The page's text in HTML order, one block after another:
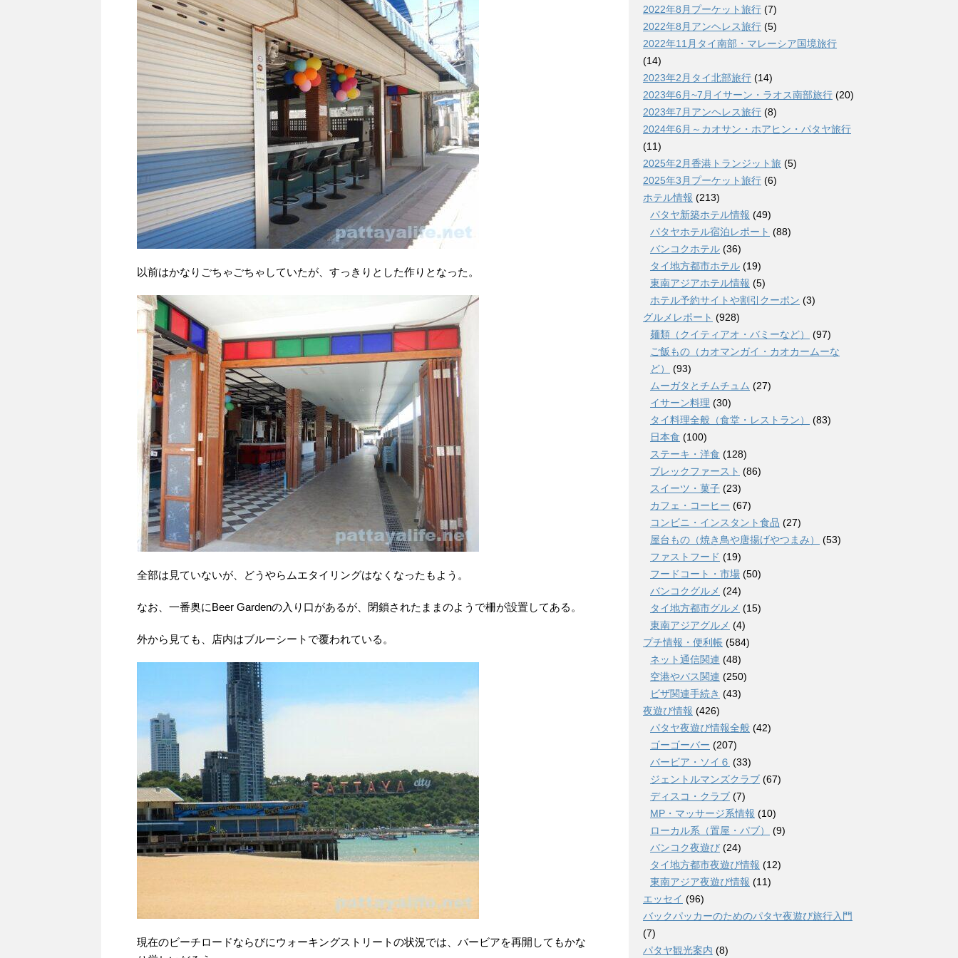
以前はかなりごちゃごちゃしていたが、すっきりとした作りとなった。
全部は見ていないが、どうやらムエタイリングはなくなったもよう。
なお、一番奥にBeer Gardenの入り口があるが、閉鎖されたままのようで柵が設置してある。
外から見ても、店内はブルーシートで覆われている。
現在のビーチロードならびにウォーキングストリートの状況では、バービアを再開してもかな
2022年8月プーケット旅行 (7)
2022年8月アンヘレス旅行 (5)
2022年11月タイ南部・マレーシア国境旅行
(14)
2023年2月タイ北部旅行 (14)
2023年6月~7月イサーン・ラオス南部旅行 (20)
2023年7月アンヘレス旅行 (8)
2024年6月～カオサン・ホアヒン・パタヤ旅行
(11)
2025年2月香港トランジット旅 (5)
2025年3月プーケット旅行 (6)
ホテル情報 (213)
パタヤ新築ホテル情報 (49)
パタヤホテル宿泊レポート (88)
バンコクホテル (36)
タイ地方都市ホテル (19)
東南アジアホテル情報 (5)
ホテル予約サイトや割引クーポン (3)
グルメレポート (928)
麺類（クイティアオ・バミーなど）
(97)
ご飯もの（カオマンガイ・カオカームーな
ど）
(93)
ムーガタとチムチュム (27)
イサーン料理 (30)
タイ料理全般（食堂・レストラン）
(83)
日本食 (100)
ステーキ・洋食 (128)
ブレックファースト (86)
スイーツ・菓子 (23)
カフェ・コーヒー (67)
コンビニ・インスタント食品 (27)
屋台もの（焼き鳥や唐揚げやつまみ）
(53)
ファストフード (19)
フードコート・市場 (50)
バンコクグルメ (24)
タイ地方都市グルメ (15)
東南アジアグルメ (4)
プチ情報・便利帳 (584)
ネット通信関連 (48)
空港やバス関連 (250)
ビザ関連手続き (43)
夜遊び情報 (426)
パタヤ夜遊び情報全般 (42)
ゴーゴーバー (207)
バービア・ソイ６ (33)
ジェントルマンズクラブ (67)
ディスコ・クラブ (7)
MP・マッサージ系情報 (10)
ローカル系（置屋・パブ）
(9)
バンコク夜遊び (24)
タイ地方都市夜遊び情報 (12)
東南アジア夜遊び情報 (11)
エッセイ (96)
バックパッカーのためのパタヤ夜遊び旅行入門
(7)
パタヤ観光案内 (8)